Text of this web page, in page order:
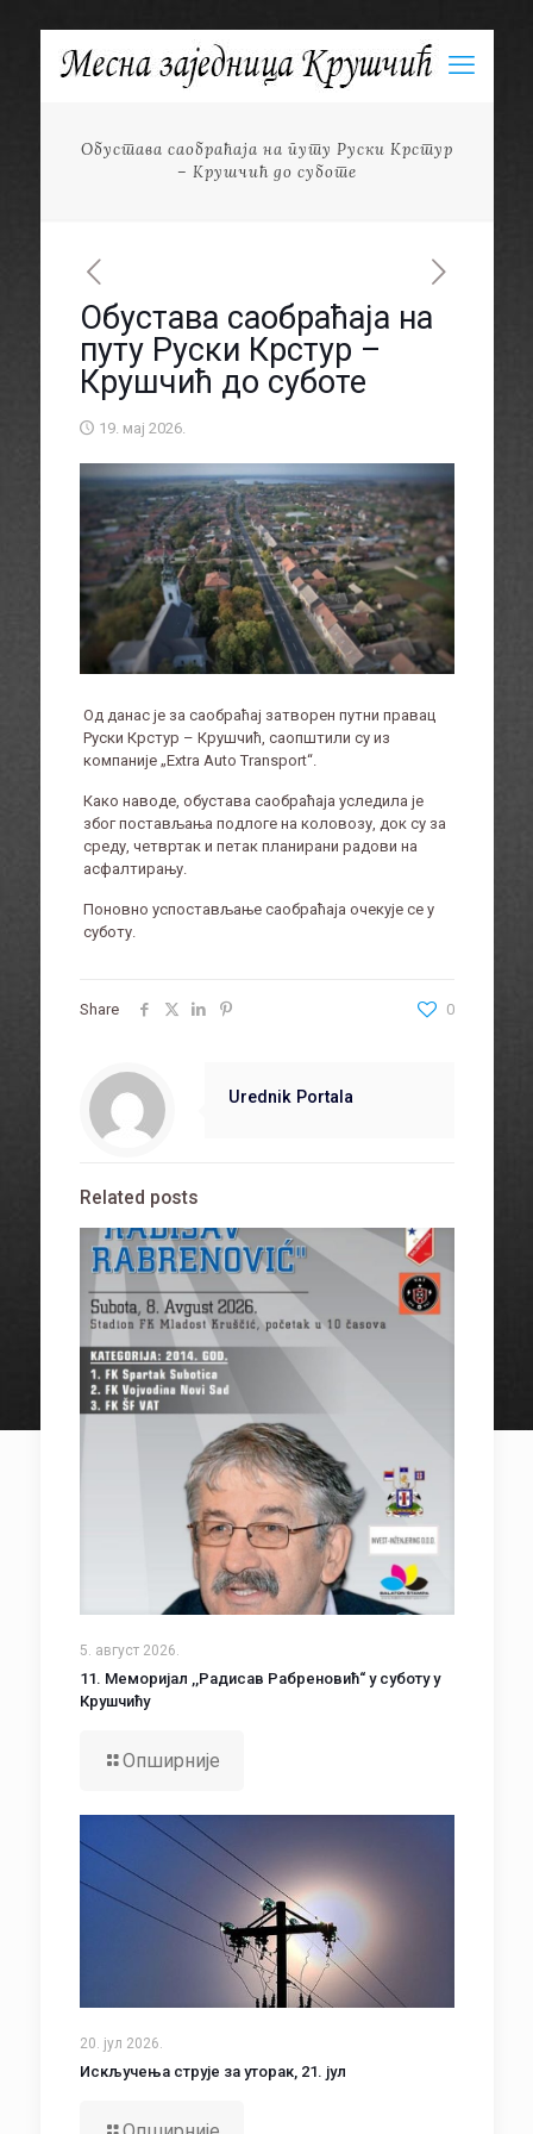
Обустава саобраћаја на путу Руски Крстур
– Крушчић до суботе
Обустава саобраћаја на
путу Руски Крстур –
Крушчић до суботе
19. мај 2026.
Од данас је за саобраћај затворен путни правац
Руски Крстур – Крушчић, саопштили су из
компаније „Extra Auto Transport“.
Како наводе, обустава саобраћаја уследила је
због постављања подлоге на коловозу, док су за
среду, четвртак и петак планирани радови на
асфалтирању.
Поновно успостављање саобраћаја очекује се у
суботу.
Share 0
Urednik Portala
Related posts
5. август 2026.
11. Меморијал ,,Радисав Рабреновић“ у суботу у
Крушчићу
Опширније
20. јул 2026.
Искључења струје за уторак, 21. јул